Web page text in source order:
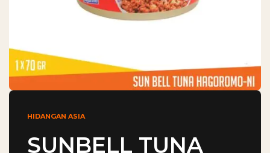
HIDANGAN ASIA
SUNBELL TUNA